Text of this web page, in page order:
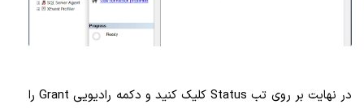
در نهایت بر روی تب Status کلیک کنید و دکمه رادیویی Grant را